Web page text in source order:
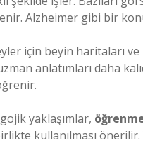
Alzheimer gibi bir
için beyin haritaları
anlatımları daha
yaklaşımlar,
kullanılması